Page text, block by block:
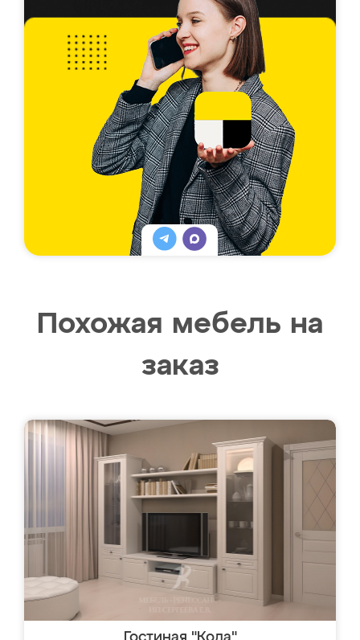
Похожая мебель на
заказ